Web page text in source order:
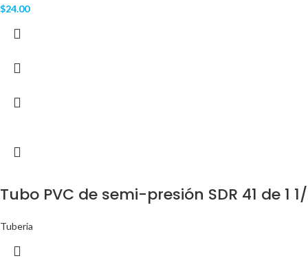
$24.00
Tubo PVC de semi-presión SDR 41 de 1 1/
Tuberia